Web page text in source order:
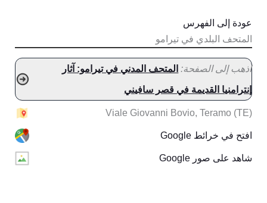
المتحف البلدي في تيرامو
عودة إلى الفهرس
اذهب إلى الصفحة: المتحف المدني في تيرامو: آثار
إنترامنيا القديمة في قصر سافيني
Viale Giovanni Bovio, Teramo (TE)
افتح في خرائط Google
شاهد على صور Google